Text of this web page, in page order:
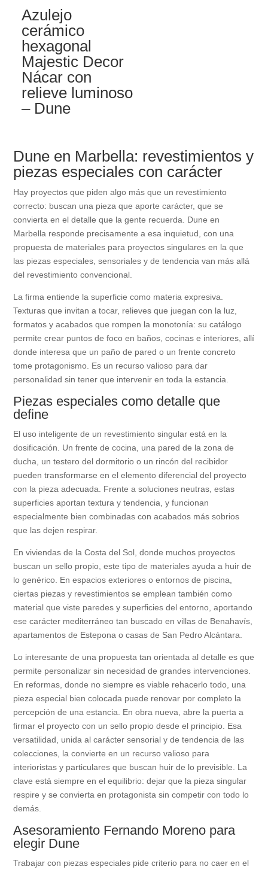
Azulejo
cerámico
hexagonal
Majestic Decor
Nácar con
relieve luminoso
– Dune
Dune en Marbella: revestimientos y
piezas especiales con carácter
Hay proyectos que piden algo más que un revestimiento
correcto: buscan una pieza que aporte carácter, que se
convierta en el detalle que la gente recuerda. Dune en
Marbella responde precisamente a esa inquietud, con una
propuesta de materiales para proyectos singulares en la que
las piezas especiales, sensoriales y de tendencia van más allá
del revestimiento convencional.
La firma entiende la superficie como materia expresiva.
Texturas que invitan a tocar, relieves que juegan con la luz,
formatos y acabados que rompen la monotonía: su catálogo
permite crear puntos de foco en baños, cocinas e interiores, allí
donde interesa que un paño de pared o un frente concreto
tome protagonismo. Es un recurso valioso para dar
personalidad sin tener que intervenir en toda la estancia.
Piezas especiales como detalle que
define
El uso inteligente de un revestimiento singular está en la
dosificación. Un frente de cocina, una pared de la zona de
ducha, un testero del dormitorio o un rincón del recibidor
pueden transformarse en el elemento diferencial del proyecto
con la pieza adecuada. Frente a soluciones neutras, estas
superficies aportan textura y tendencia, y funcionan
especialmente bien combinadas con acabados más sobrios
que las dejen respirar.
En viviendas de la Costa del Sol, donde muchos proyectos
buscan un sello propio, este tipo de materiales ayuda a huir de
lo genérico. En espacios exteriores o entornos de piscina,
ciertas piezas y revestimientos se emplean también como
material que viste paredes y superficies del entorno, aportando
ese carácter mediterráneo tan buscado en villas de Benahavís,
apartamentos de Estepona o casas de San Pedro Alcántara.
Lo interesante de una propuesta tan orientada al detalle es que
permite personalizar sin necesidad de grandes intervenciones.
En reformas, donde no siempre es viable rehacerlo todo, una
pieza especial bien colocada puede renovar por completo la
percepción de una estancia. En obra nueva, abre la puerta a
firmar el proyecto con un sello propio desde el principio. Esa
versatilidad, unida al carácter sensorial y de tendencia de las
colecciones, la convierte en un recurso valioso para
interioristas y particulares que buscan huir de lo previsible. La
clave está siempre en el equilibrio: dejar que la pieza singular
respire y se convierta en protagonista sin competir con todo lo
demás.
Asesoramiento Fernando Moreno para
elegir Dune
Trabajar con piezas especiales pide criterio para no caer en el